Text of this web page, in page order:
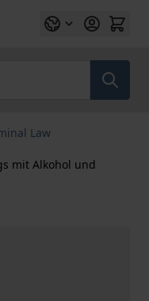
Law
mit Alkohol und